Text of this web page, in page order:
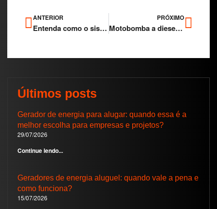
ANTERIOR
Entenda como o sistema de paralelismo funciona e conheça seus benefícios!
PRÓXIMO
Motobomba a diesel de combate a incêndio: Entenda a importância da integração com um gerador confiável
Últimos posts
Gerador de energia para alugar: quando essa é a
melhor escolha para empresas e projetos?
29/07/2026
Continue lendo...
Geradores de energia aluguel: quando vale a pena e
como funciona?
15/07/2026